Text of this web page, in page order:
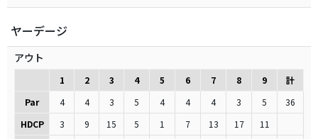
ヤーデージ
アウト
1 2 3 4 5 6 7 8 9
計
Par
4 4 3 5 4 4 4 3 5
36
HDCP
3 9 15 5 1 7 13 17
11